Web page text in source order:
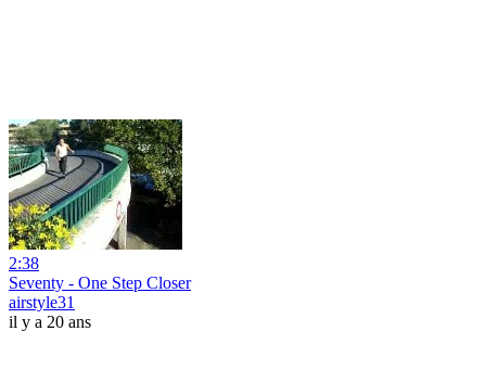
2:38
Seventy - One Step Closer
airstyle31
il y a 20 ans